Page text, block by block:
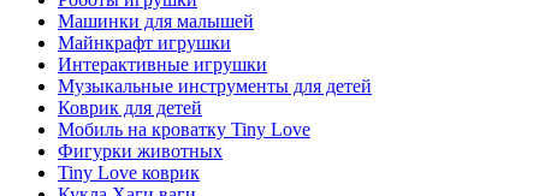
Машинки для малышей
Майнкрафт игрушки
Интерактивные игрушки
Музыкальные инструменты для детей
Коврик для детей
Мобиль на кроватку Tiny Love
Фигурки животных
Tiny Love коврик